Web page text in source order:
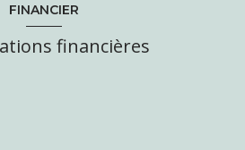
FINANCIER
financières